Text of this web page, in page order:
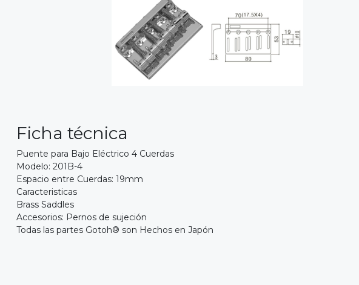
Ficha técnica
Puente para Bajo Eléctrico 4 Cuerdas
Modelo: 201B-4
Espacio entre Cuerdas: 19mm
Caracteristicas
Brass Saddles
Accesorios: Pernos de sujeción
Todas las partes Gotoh® son Hechos en Japón